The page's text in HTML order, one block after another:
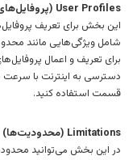
User Profiles (پروفایل‌های کاربران)
این بخش برای تعریف
شامل ویژگی‌هایی مانند
برای تعریف و اعمال
قسمت استفاده کنید.
Limitations (محدودیت‌ها)
در این بخش می‌توانید